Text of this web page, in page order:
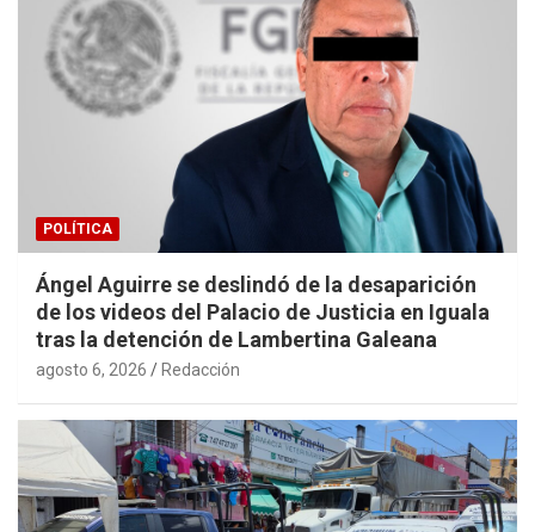
POLÍTICA
Ángel Aguirre se deslindó de la desaparición
de los videos del Palacio de Justicia en Iguala
tras la detención de Lambertina Galeana
agosto 6, 2026 Redacción